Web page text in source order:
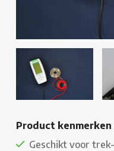
Product kenmerken
Geschikt voor